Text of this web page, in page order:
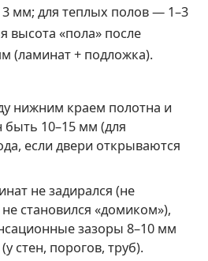
мм; для теплых полов — 1–3
высота «пола» после
(ламинат + подложка).
нижним краем полотна и
10–15 мм (для
если двери открываются
не задирался (не
становился «домиком»),
зазоры 8–10 мм
стен, порогов, труб).